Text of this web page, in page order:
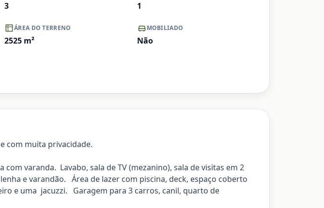
3 1
ÁREA DO TERRENO
2525 m²
MOBILIADO
Não
com muita privacidade.
varanda. Lavabo, sala de TV (mezanino), sala de visitas em 2
e varandão. Área de lazer com piscina, deck, espaço coberto
e uma jacuzzi. Garagem para 3 carros, canil, quarto de